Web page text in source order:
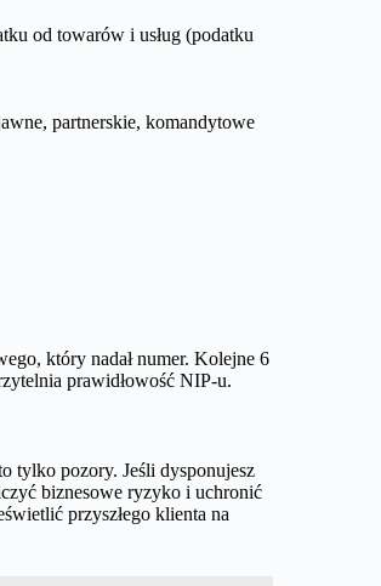
od towarów i usług (podatku
partnerskie, komandytowe
który nadał numer. Kolejne 6
prawidłowość NIP-u.
tylko pozory. Jeśli dysponujesz
biznesowe ryzyko i uchronić
przyszłego klienta na